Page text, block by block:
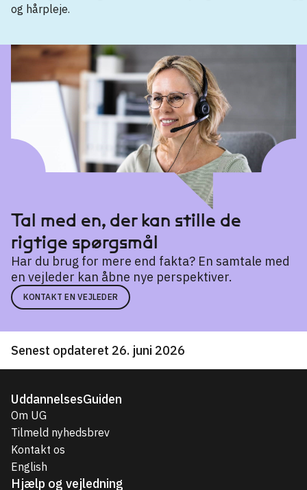
og hårpleje.
Anden uddannelse
Fodterapeut
Kosmetolog
Tal med en, der kan stille de
rigtige spørgsmål
Har du brug for mere end fakta? En samtale med
en vejleder kan åbne nye perspektiver.
KONTAKT EN VEJLEDER
Senest opdateret 26. juni 2026
UddannelsesGuiden
Om UG
Tilmeld nyhedsbrev
Kontakt os
English
Hjælp og vejledning